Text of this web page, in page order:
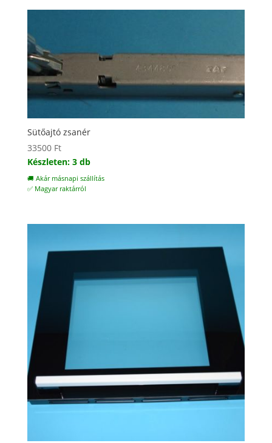
Sütőajtó zsanér
33500 Ft
Készleten: 3 db
🚚 Akár másnapi szállítás
✅ Magyar raktárról